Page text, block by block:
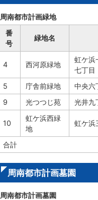
周南都市計画緑地
番
号
緑地名
4 西河原緑地
虹ケ浜
七丁目
5 庁舎前緑地 中央六
9
光つつじ苑 光井九
10
虹ケ浜西緑
地
虹ケ浜
合計
周南都市計画墓園
周南都市計画墓園